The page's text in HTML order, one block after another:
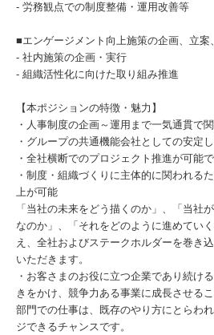
- 労務観点での制度整備・運用改善等
■エンゲージメント向上施策の企画、立
- 社内施策の企画・実行
- 組織活性化に向けた取り組み推進
【本ポジションの特徴・魅力】
・人事制度の企画～運用まで一気通貫で
・グループの共通機能会社としての安定
・全社横断でのプロジェクト推進が可能
・制度・組織づくりに主体的に関われる
上が可能
「当社の未来をどう描くのか」、「当社
なのか」、「それをどのように進めてい
え、全社およびステークホルダーを巻き
いただきます。
・お客さまのお役に立つ企業であり続け
きをかけ、競争力ある事業に成長させる
部門での仕事は、既存のやり方にとらわ
ジできるチャンスです。